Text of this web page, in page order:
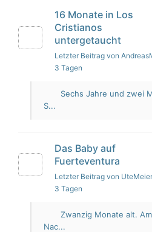
16 Monate in Los
Cristianos
untergetaucht
Letzter Beitrag von
3 Tagen
Sechs Jahre und zwei
S...
Das Baby auf
Fuerteventura
Letzter Beitrag von UteMeier
3 Tagen
Zwanzig Monate alt.
Nac...